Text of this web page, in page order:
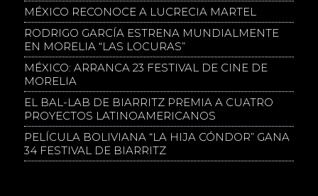
MÉXICO RECONOCE A LUCRECIA MARTEL
RODRIGO GARCÍA ESTRENA MUNDIALMENTE
EN MORELIA “LAS LOCURAS”
MÉXICO: ARRANCA 23 FESTIVAL DE CINE DE
MORELIA
EL BAL-LAB DE BIARRITZ PREMIA A CUATRO
PROYECTOS LATINOAMERICANOS
PELÍCULA BOLIVIANA “LA HIJA CÓNDOR” GANA
34 FESTIVAL DE BIARRITZ